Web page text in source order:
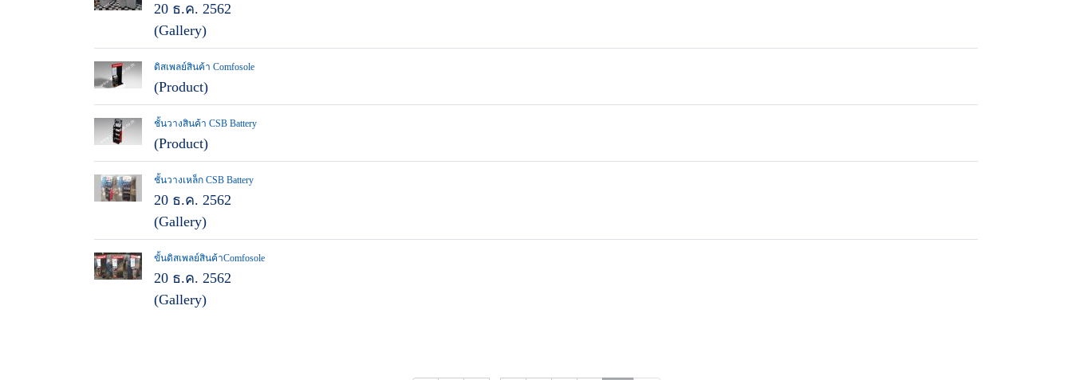
20 ธ.ค. 2562
(Gallery)
ดิสเพลย์สินค้า Comfosole
(Product)
ชั้นวางสินค้า CSB Battery
(Product)
ชั้นวางเหล็ก CSB Battery
20 ธ.ค. 2562
(Gallery)
ขั้นดิสเพลย์สินค้าComfosole
20 ธ.ค. 2562
(Gallery)